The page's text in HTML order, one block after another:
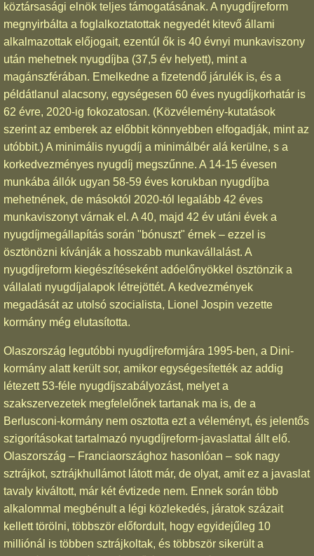
köztársasági elnök teljes támogatásának. A nyugdíjreform
megnyirbálta a foglalkoztatottak negyedét kitevő állami
alkalmazottak előjogait, ezentúl ők is 40 évnyi munkaviszony
után mehetnek nyugdíjba (37,5 év helyett), mint a
magánszférában. Emelkedne a fizetendő járulék is, és a
példátlanul alacsony, egységesen 60 éves nyugdíjkorhatár is
62 évre, 2020-ig fokozatosan. (Közvélemény-kutatások
szerint az emberek az előbbit könnyebben elfogadják, mint az
utóbbit.) A minimális nyugdíj a minimálbér alá kerülne, s a
korkedvezményes nyugdíj megszűnne. A 14-15 évesen
munkába állók ugyan 58-59 éves korukban nyugdíjba
mehetnének, de másoktól 2020-tól legalább 42 éves
munkaviszonyt várnak el. A 40, majd 42 év utáni évek a
nyugdíjmegállapítás során "bónuszt" érnek – ezzel is
ösztönözni kívánják a hosszabb munkavállalást. A
nyugdíjreform kiegészítéseként adóelőnyökkel ösztönzik a
vállalati nyugdíjalapok létrejöttét. A kedvezmények
megadását az utolsó szocialista, Lionel Jospin vezette
kormány még elutasította.
Olaszország legutóbbi nyugdíjreformjára 1995-ben, a Dini-
kormány alatt került sor, amikor egységesítették az addig
létezett 53-féle nyugdíjszabályozást, melyet a
szakszervezetek megfelelőnek tartanak ma is, de a
Berlusconi-kormány nem osztotta ezt a véleményt, és jelentős
szigorításokat tartalmazó nyugdíjreform-javaslattal állt elő.
Olaszország – Franciaországhoz hasonlóan – sok nagy
sztrájkot, sztrájkhullámot látott már, de olyat, amit ez a javaslat
tavaly kiváltott, már két évtizede nem. Ennek során több
alkalommal megbénult a légi közlekedés, járatok százait
kellett törölni, többször előfordult, hogy egyidejűleg 10
milliónál is többen sztrájkoltak, és többször sikerült a